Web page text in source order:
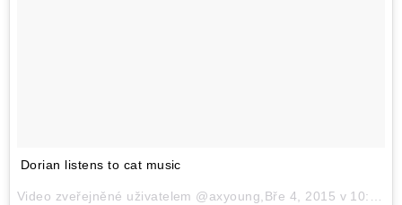
Dorian listens to cat music
Video zveřejněné uživatelem @axyoung,Bře 4, 2015 v 10:29 PST